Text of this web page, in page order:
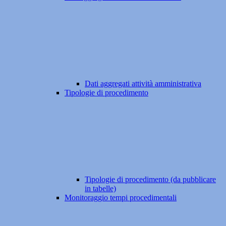
Dati aggregati attività amministrativa
Tipologie di procedimento
Tipologie di procedimento (da pubblicare
in tabelle)
Monitoraggio tempi procedimentali